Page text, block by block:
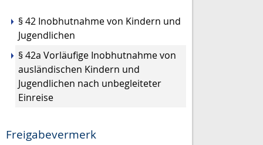
§ 42 Inobhutnahme von Kindern und
Jugendlichen
§ 42a Vorläufige Inobhutnahme von
ausländischen Kindern und
Jugendlichen nach unbegleiteter
Einreise
Freigabevermerk